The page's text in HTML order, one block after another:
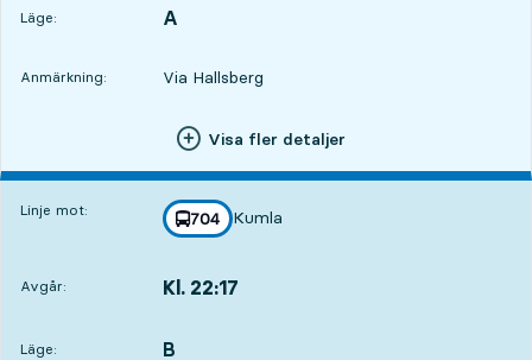
Läge:
LÄGE, A
,
Anmärkning: Via Hallsberg
Visa fler detaljer
Linje mot: linje
704
mot
Kumla
,
Avgår: Kl. 22:17
Läge:
LÄGE, B
,